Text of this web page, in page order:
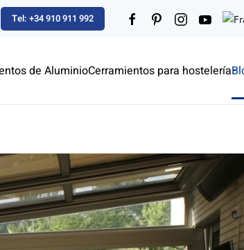
Tel: +34 910 911 992
de AluminioCerramientos para hostelería